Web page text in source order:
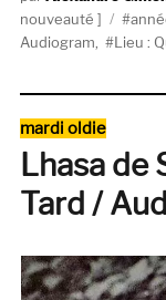
nouveauté
Audiogram, Lieu :
Catégories
mardi oldie
Lhasa de
Tard /